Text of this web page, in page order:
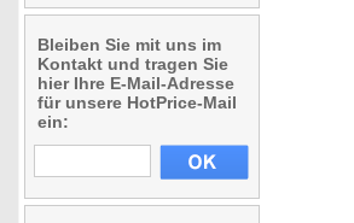
Bleiben Sie mit uns im
Kontakt und tragen Sie
hier Ihre E-Mail-Adresse
für unsere HotPrice-Mail
ein: